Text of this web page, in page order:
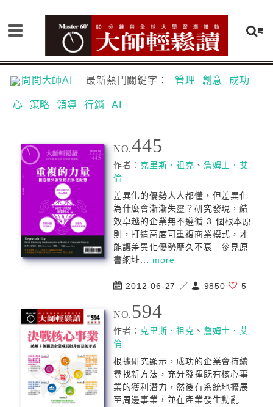
問問大師AI 最新熱門關鍵字： 管理 創意 成功
心 策略 領導 行銷 AI
NO.445
作者： 克里斯．祖克 、 詹姆士．艾
倫
差異化的優勢人人都懂，但差異化
為什麼會漸漸失靈？研究發現，績
效卓越的企業無不遵循 3 個根本原
則，打造高度可重複商業模式，才
能讓差異化優勢歷久不衰。參見原
書網址... more
2012-06-27 ／ 9850 5
NO. 594
作者： 克里斯．祖克 、 詹姆士．艾
倫
根據研究顯示，成功的企業會持續
尋找新方法，充分發揮既有核心事
業的獲利潛力，然後有系統地擴展
至周邊事業，並在產業發生動亂